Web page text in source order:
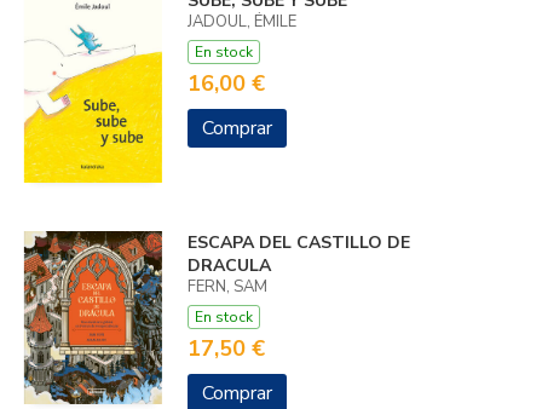
JADOUL, ÉMILE
En stock
16,00 €
Comprar
ESCAPA DEL CASTILLO DE
DRACULA
FERN, SAM
En stock
17,50 €
Comprar